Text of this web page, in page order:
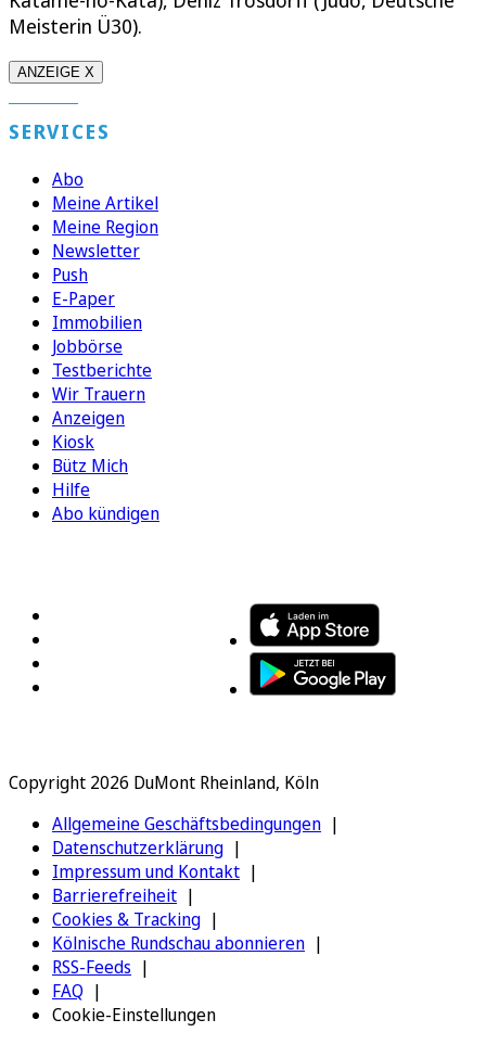
Meisterin Ü30).
ANZEIGE X
SERVICES
Abo
Meine Artikel
Meine Region
Newsletter
Push
E-Paper
Immobilien
Jobbörse
Testberichte
Wir Trauern
Anzeigen
Kiosk
Bütz Mich
Hilfe
Abo kündigen
Copyright 2026 DuMont Rheinland, Köln
Allgemeine Geschäftsbedingungen
Datenschutzerklärung
Impressum und Kontakt
Barrierefreiheit
Cookies & Tracking
Kölnische Rundschau abonnieren
RSS-Feeds
FAQ
Cookie-Einstellungen